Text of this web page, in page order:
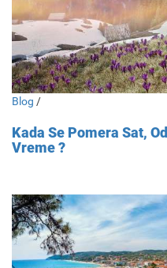
Blog /
Kada Se Pomera Sat,
Vreme ?